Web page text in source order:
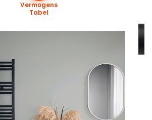
Vermogens
Tabel